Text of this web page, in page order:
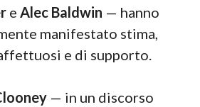
e Alec Baldwin — hanno
manifestato stima,
e di supporto.
— in un discorso